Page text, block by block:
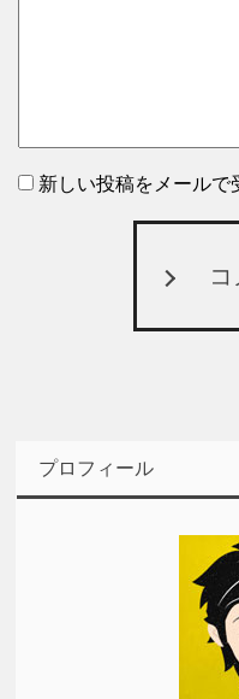
新しい投稿をメールで
プロフィール